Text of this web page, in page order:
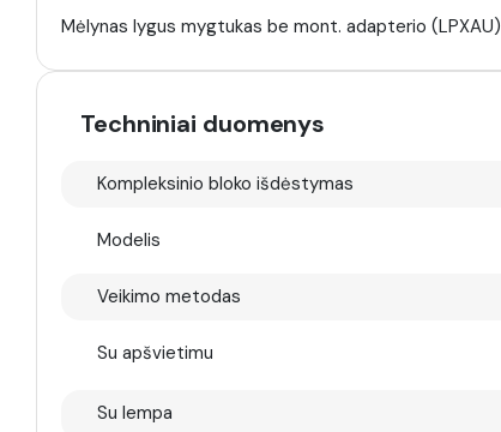
Mėlynas lygus mygtukas be mont. adapterio (LPXAU)
Techniniai duomenys
Kompleksinio bloko išdėstymas
Modelis
Veikimo metodas
Su apšvietimu
Su lempa